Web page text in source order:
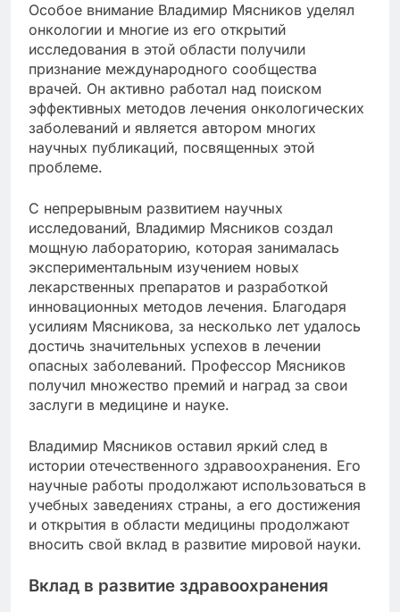
Особое внимание Владимир Мясников уделял
онкологии и многие из его открытий
исследования в этой области получили
признание международного сообщества
врачей. Он активно работал над поиском
эффективных методов лечения онкологических
заболеваний и является автором многих
научных публикаций, посвященных этой
проблеме.
С непрерывным развитием научных
исследований, Владимир Мясников создал
мощную лабораторию, которая занималась
экспериментальным изучением новых
лекарственных препаратов и разработкой
инновационных методов лечения. Благодаря
усилиям Мясникова, за несколько лет удалось
достичь значительных успехов в лечении
опасных заболеваний. Профессор Мясников
получил множество премий и наград за свои
заслуги в медицине и науке.
Владимир Мясников оставил яркий след в
истории отечественного здравоохранения. Его
научные работы продолжают использоваться в
учебных заведениях страны, а его достижения
и открытия в области медицины продолжают
вносить свой вклад в развитие мировой науки.
Вклад в развитие здравоохранения